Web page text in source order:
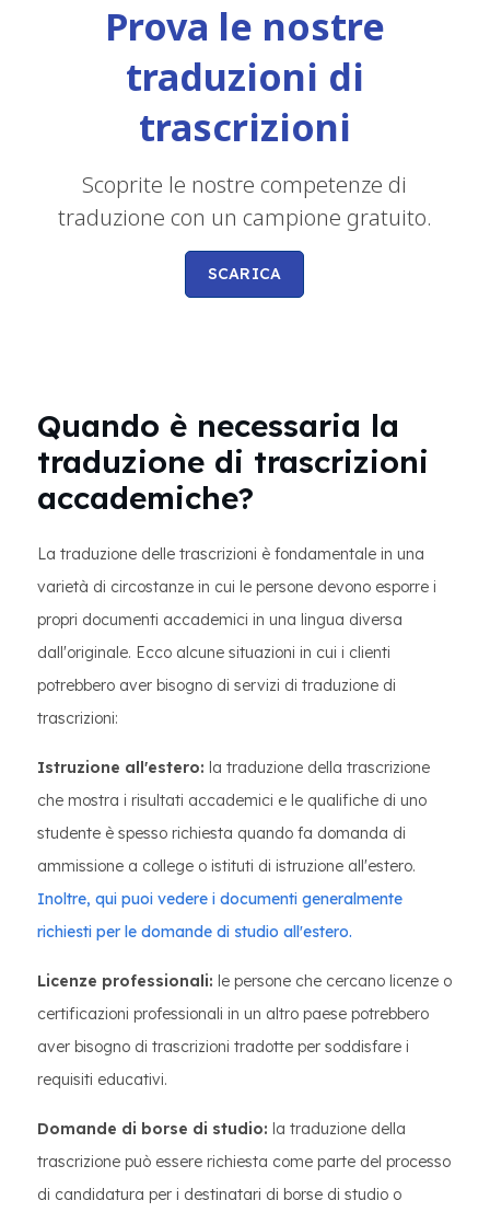
Prova le nostre
traduzioni di
trascrizioni
Scoprite le nostre competenze di
traduzione con un campione gratuito.
SCARICA
Quando è necessaria la
traduzione di trascrizioni
accademiche?
La traduzione delle trascrizioni è fondamentale in una
varietà di circostanze in cui le persone devono esporre i
propri documenti accademici in una lingua diversa
dall'originale. Ecco alcune situazioni in cui i clienti
potrebbero aver bisogno di servizi di traduzione di
trascrizioni:
Istruzione all'estero: la traduzione della trascrizione
che mostra i risultati accademici e le qualifiche di uno
studente è spesso richiesta quando fa domanda di
ammissione a college o istituti di istruzione all'estero.
Inoltre, qui puoi vedere i documenti generalmente
richiesti per le domande di studio all'estero.
Licenze professionali: le persone che cercano licenze o
certificazioni professionali in un altro paese potrebbero
aver bisogno di trascrizioni tradotte per soddisfare i
requisiti educativi.
Domande di borse di studio: la traduzione della
trascrizione può essere richiesta come parte del processo
di candidatura per i destinatari di borse di studio o